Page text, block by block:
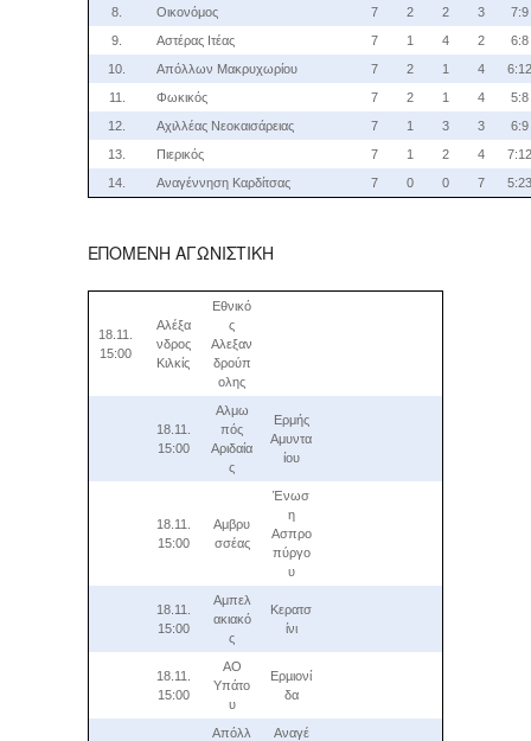
8. Οικονόμος 7 2 2 3
7:9
9.
Αστέρας Ιτέας 7 1 4 2
6:8
10.
Απόλλων Μακρυχωρίου 7 2 1 4
6:12
11.
Φωκικός 7 2 1 4
5:8
12.
Αχιλλέας Νεοκαισάρειας 7 1 3 3
6:9
13.
Πιερικός 7 1 2 4
7:12
14.
Αναγέννηση Καρδίτσας 7 0 0 7 5:23
ΕΠΟΜΕΝΗ ΑΓΩΝΙΣΤΙΚΗ
18.11.
15:00
Αλέξα
νδρος
Κιλκίς
Εθνικό
ς
Αλεξαν
δρούπ
ολης
18.11.
15:00
Αλμω
πός
Αριδαία
ς
Ερμής
Αμυντα
ίου
18.11.
15:00
Αμβρυ
σσέας
Ένωσ
η
Ασπρο
πύργο
υ
18.11.
15:00
Αμπελ
ακιακό
ς
Κερατσ
ίνι
18.11.
15:00
ΑΟ
Υπάτο
υ
Ερµιονί
δα
Απόλλ
Αναγέ